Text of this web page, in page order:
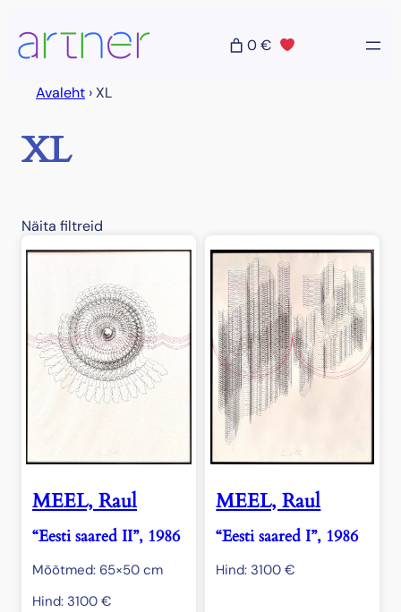
sisu
juurde
0 €
Avaleht ›XL
XL
Näita filtreid
MEEL, Raul
“Eesti saared II”, 1986
Mõõtmed: 65×50 cm
Hind: 3100 €
MEEL, Raul
“Eesti saared I”, 1986
Hind:3100€